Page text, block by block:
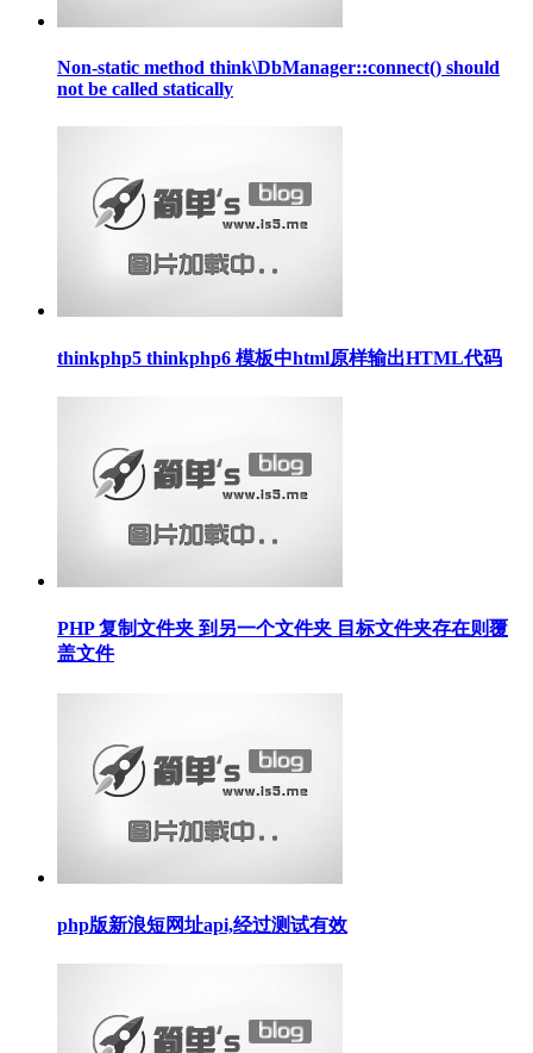
Non-static method think\DbManager::connect() should
not be called statically
thinkphp5 thinkphp6 模板中html原样输出HTML代码
PHP 复制文件夹 到另一个文件夹 目标文件夹存在则覆
盖文件
php版新浪短网址api,经过测试有效